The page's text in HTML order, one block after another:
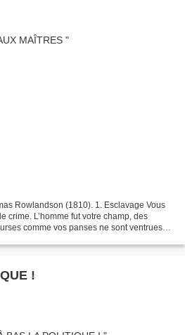
Rowlandson (1810). 1. Esclavage Vous
crime. L’homme fut votre champ, des
comme vos panses ne sont ventrues
!